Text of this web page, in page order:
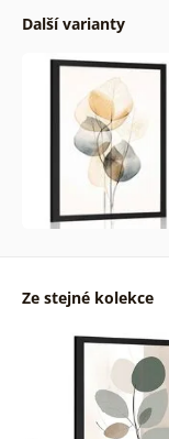
Další varianty
Ze stejné kolekce